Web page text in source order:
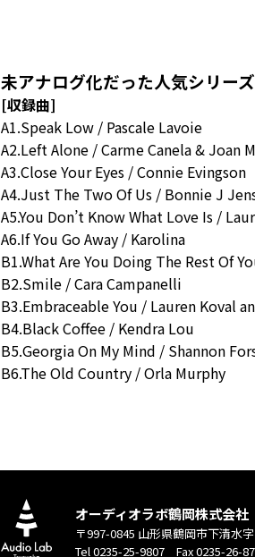
未アナログ化だった人気シリー
[収録曲]
A1.Speak Low / Pascale Lavoie
A2.Left Alone / Carme Canela & Joan
A3.Close Your Eyes / Connie Evingson
A4.Just The Two Of Us / Bonnie J
A5.You Don’t Know What Love Is /
A6.If You Go Away / Karolina
B1.What Are You Doing The Rest Of
B2.Smile / Cara Campanelli
B3.Embraceable You / Lauren Koval
B4.Black Coffee / Kendra Lou
B5.Georgia On My Mind / Shannon
B6.The Old Country / Orla Murphy
オーディオラボ鶴岡株式会社
〒997-0845 山形県鶴岡市下清水
Tel 0235-25-9807 Fax 0235-26-